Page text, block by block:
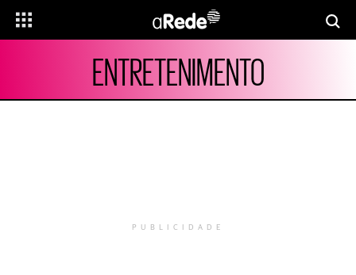
ENTRETENIMENTO
PUBLICIDADE